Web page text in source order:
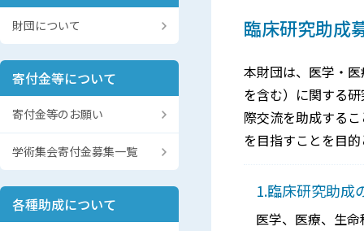
財団について
寄付金等について
寄付金等のお願い
学術集会寄付金募集一覧
各種助成について
臨床研究助成
本財団は、医学・
を含む）に関する
際交流を助成する
を目指すことを目
1.臨床研究助成
医学、医療、生